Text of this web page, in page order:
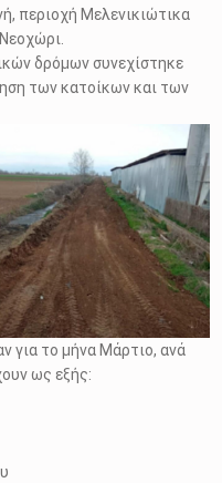
περιοχή Μελενικιώτικα
δρόμων συνεχίστηκε
των κατοίκων και των
για το μήνα Μάρτιο, ανά
ως εξής: